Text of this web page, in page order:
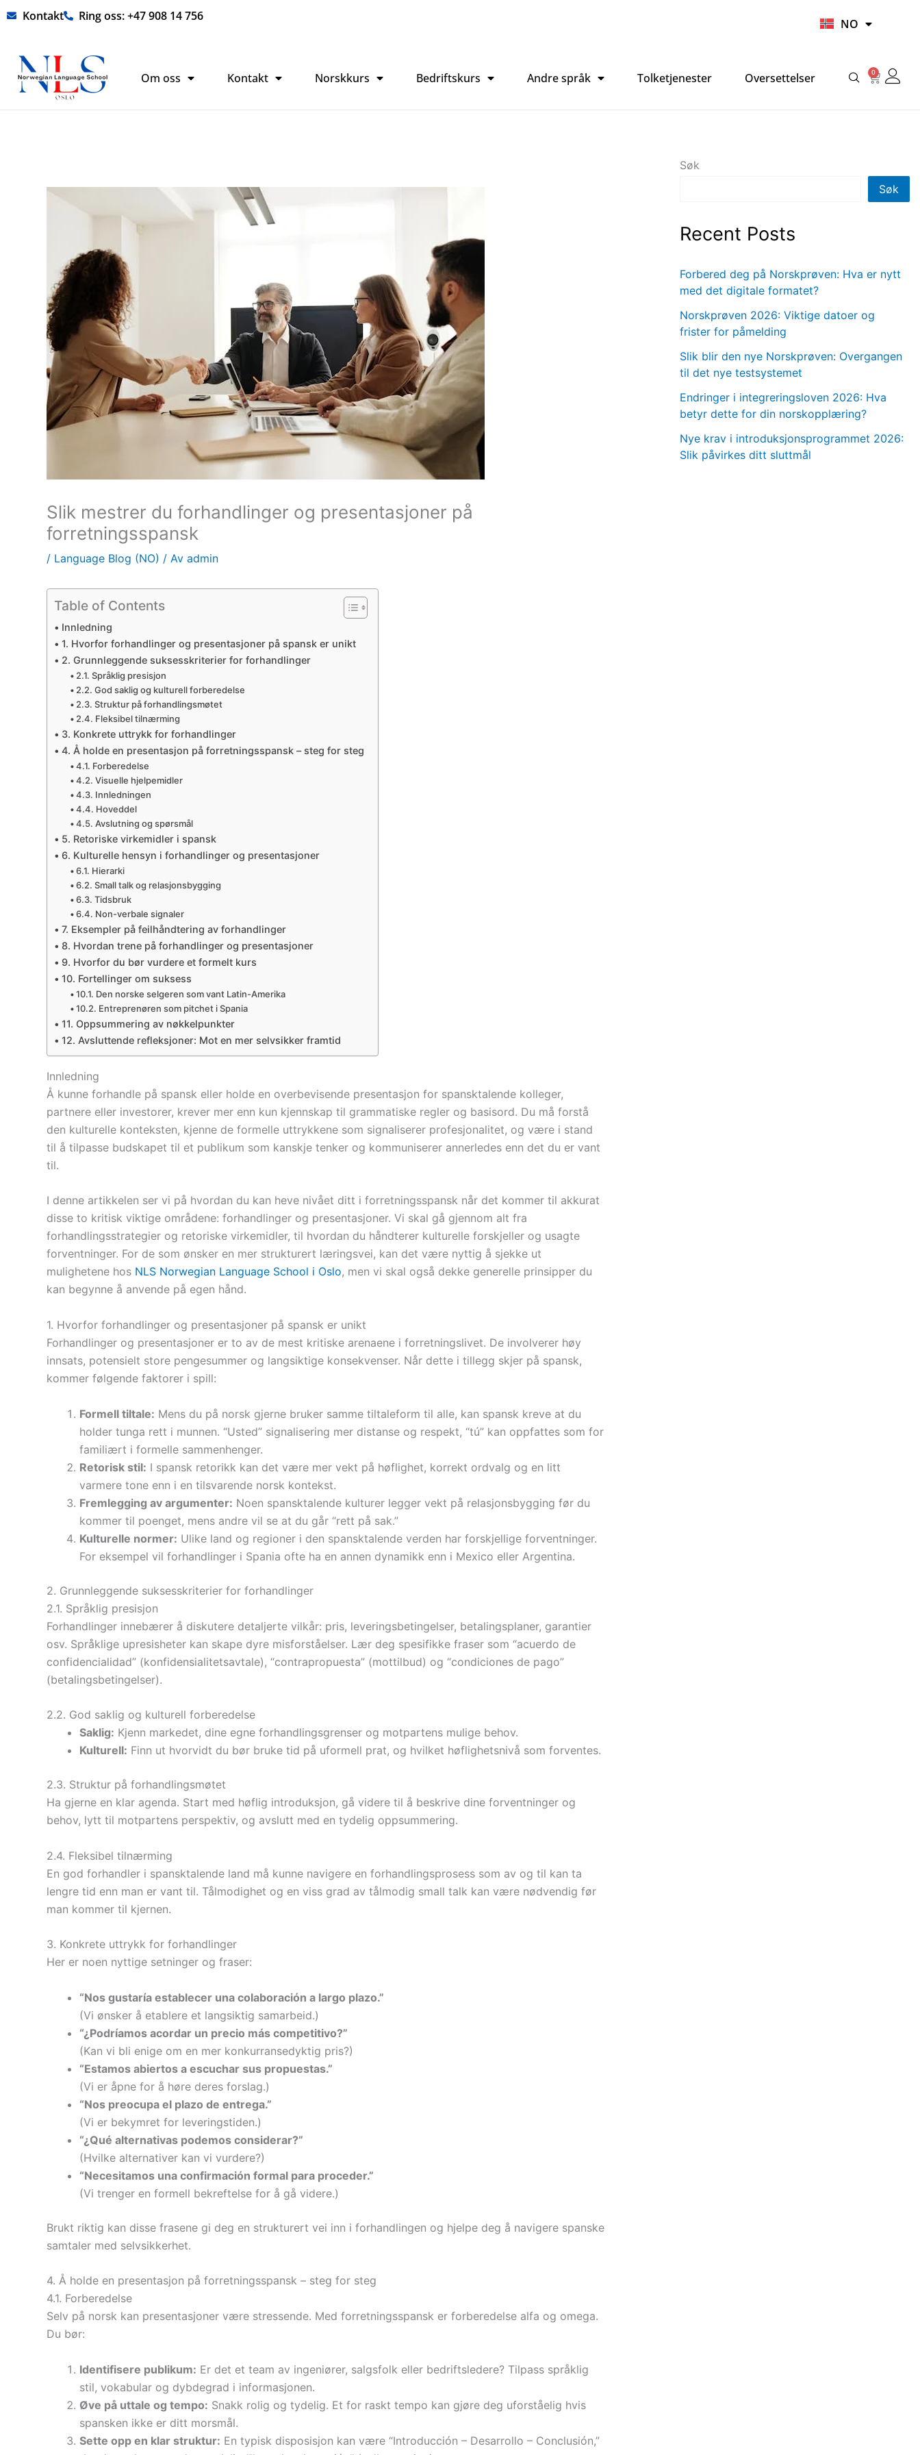
Hopp
innholdet
Kontakt Ring oss: +47 908 14 756
NO
HI
Om oss Kontakt Norskkurs Bedriftskurs Andre språk Tolketjenester Oversettelser 0
Slik mestrer du forhandlinger og presentasjoner på
forretningsspansk
/ Language Blog (NO) / Av admin
Table of Contents
Innledning
1. Hvorfor forhandlinger og presentasjoner på spansk er unikt
2. Grunnleggende suksesskriterier for forhandlinger
2.1. Språklig presisjon
2.2. God saklig og kulturell forberedelse
2.3. Struktur på forhandlingsmøtet
2.4. Fleksibel tilnærming
3. Konkrete uttrykk for forhandlinger
4. Å holde en presentasjon på forretningsspansk – steg for steg
4.1. Forberedelse
4.2. Visuelle hjelpemidler
4.3. Innledningen
4.4. Hoveddel
4.5. Avslutning og spørsmål
5. Retoriske virkemidler i spansk
6. Kulturelle hensyn i forhandlinger og presentasjoner
6.1. Hierarki
6.2. Small talk og relasjonsbygging
6.3. Tidsbruk
6.4. Non-verbale signaler
7. Eksempler på feilhåndtering av forhandlinger
8. Hvordan trene på forhandlinger og presentasjoner
9. Hvorfor du bør vurdere et formelt kurs
10. Fortellinger om suksess
10.1. Den norske selgeren som vant Latin-Amerika
10.2. Entreprenøren som pitchet i Spania
11. Oppsummering av nøkkelpunkter
12. Avsluttende refleksjoner: Mot en mer selvsikker framtid
Innledning
Å kunne forhandle på spansk eller holde en overbevisende presentasjon for spansktalende kolleger,
partnere eller investorer, krever mer enn kun kjennskap til grammatiske regler og basisord. Du må forstå
den kulturelle konteksten, kjenne de formelle uttrykkene som signaliserer profesjonalitet, og være i stand
til å tilpasse budskapet til et publikum som kanskje tenker og kommuniserer annerledes enn det du er vant
til.
I denne artikkelen ser vi på hvordan du kan heve nivået ditt i forretningsspansk når det kommer til akkurat
disse to kritisk viktige områdene: forhandlinger og presentasjoner. Vi skal gå gjennom alt fra
forhandlingsstrategier og retoriske virkemidler, til hvordan du håndterer kulturelle forskjeller og usagte
forventninger. For de som ønsker en mer strukturert læringsvei, kan det være nyttig å sjekke ut
mulighetene hos NLS Norwegian Language School i Oslo, men vi skal også dekke generelle prinsipper du
kan begynne å anvende på egen hånd.
1. Hvorfor forhandlinger og presentasjoner på spansk er unikt
Forhandlinger og presentasjoner er to av de mest kritiske arenaene i forretningslivet. De involverer høy
innsats, potensielt store pengesummer og langsiktige konsekvenser. Når dette i tillegg skjer på spansk,
kommer følgende faktorer i spill:
Formell tiltale: Mens du på norsk gjerne bruker samme tiltaleform til alle, kan spansk kreve at du
holder tunga rett i munnen. “Usted” signalisering mer distanse og respekt, “tú” kan oppfattes som for
familiært i formelle sammenhenger.
Retorisk stil: I spansk retorikk kan det være mer vekt på høflighet, korrekt ordvalg og en litt
varmere tone enn i en tilsvarende norsk kontekst.
Fremlegging av argumenter: Noen spansktalende kulturer legger vekt på relasjonsbygging før du
kommer til poenget, mens andre vil se at du går “rett på sak.”
Kulturelle normer: Ulike land og regioner i den spansktalende verden har forskjellige forventninger.
For eksempel vil forhandlinger i Spania ofte ha en annen dynamikk enn i Mexico eller Argentina.
2. Grunnleggende suksesskriterier for forhandlinger
2.1. Språklig presisjon
Forhandlinger innebærer å diskutere detaljerte vilkår: pris, leveringsbetingelser, betalingsplaner, garantier
osv. Språklige upresisheter kan skape dyre misforståelser. Lær deg spesifikke fraser som “acuerdo de
confidencialidad” (konfidensialitetsavtale), “contrapropuesta” (mottilbud) og “condiciones de pago”
(betalingsbetingelser).
2.2. God saklig og kulturell forberedelse
Saklig: Kjenn markedet, dine egne forhandlingsgrenser og motpartens mulige behov.
Kulturell: Finn ut hvorvidt du bør bruke tid på uformell prat, og hvilket høflighetsnivå som forventes.
2.3. Struktur på forhandlingsmøtet
Ha gjerne en klar agenda. Start med høflig introduksjon, gå videre til å beskrive dine forventninger og
behov, lytt til motpartens perspektiv, og avslutt med en tydelig oppsummering.
2.4. Fleksibel tilnærming
En god forhandler i spansktalende land må kunne navigere en forhandlingsprosess som av og til kan ta
lengre tid enn man er vant til. Tålmodighet og en viss grad av tålmodig small talk kan være nødvendig før
man kommer til kjernen.
3. Konkrete uttrykk for forhandlinger
Her er noen nyttige setninger og fraser:
“Nos gustaría establecer una colaboración a largo plazo.”
(Vi ønsker å etablere et langsiktig samarbeid.)
“¿Podríamos acordar un precio más competitivo?”
(Kan vi bli enige om en mer konkurransedyktig pris?)
“Estamos abiertos a escuchar sus propuestas.”
(Vi er åpne for å høre deres forslag.)
“Nos preocupa el plazo de entrega.”
(Vi er bekymret for leveringstiden.)
“¿Qué alternativas podemos considerar?”
(Hvilke alternativer kan vi vurdere?)
“Necesitamos una confirmación formal para proceder.”
(Vi trenger en formell bekreftelse for å gå videre.)
Brukt riktig kan disse frasene gi deg en strukturert vei inn i forhandlingen og hjelpe deg å navigere spanske
samtaler med selvsikkerhet.
4. Å holde en presentasjon på forretningsspansk – steg for steg
4.1. Forberedelse
Selv på norsk kan presentasjoner være stressende. Med forretningsspansk er forberedelse alfa og omega.
Du bør:
Identifisere publikum: Er det et team av ingeniører, salgsfolk eller bedriftsledere? Tilpass språklig
stil, vokabular og dybdegrad i informasjonen.
Øve på uttale og tempo: Snakk rolig og tydelig. Et for raskt tempo kan gjøre deg uforståelig hvis
spansken ikke er ditt morsmål.
Sette opp en klar struktur: En typisk disposisjon kan være “Introducción – Desarrollo – Conclusión,”
Søk
Søk
Recent Posts
Forbered deg på Norskprøven: Hva er nytt
med det digitale formatet?
Norskprøven 2026: Viktige datoer og
frister for påmelding
Slik blir den nye Norskprøven: Overgangen
til det nye testsystemet
Endringer i integreringsloven 2026: Hva
betyr dette for din norskopplæring?
Nye krav i introduksjonsprogrammet 2026:
Slik påvirkes ditt sluttmål